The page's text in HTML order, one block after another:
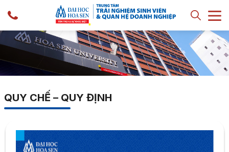
QUY CHẾ – QUY ĐỊNH